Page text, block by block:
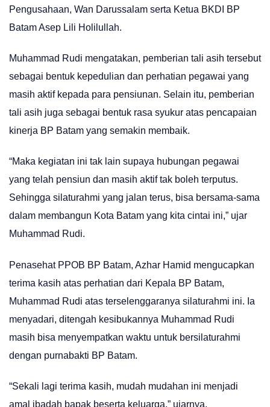
Pengusahaan, Wan Darussalam serta Ketua BKDI BP
Batam Asep Lili Holilullah.
Muhammad Rudi mengatakan, pemberian tali asih tersebut
sebagai bentuk kepedulian dan perhatian pegawai yang
masih aktif kepada para pensiunan. Selain itu, pemberian
tali asih juga sebagai bentuk rasa syukur atas pencapaian
kinerja BP Batam yang semakin membaik.
“Maka kegiatan ini tak lain supaya hubungan pegawai
yang telah pensiun dan masih aktif tak boleh terputus.
Sehingga silaturahmi yang jalan terus, bisa bersama-sama
dalam membangun Kota Batam yang kita cintai ini,” ujar
Muhammad Rudi.
Penasehat PPOB BP Batam, Azhar Hamid mengucapkan
terima kasih atas perhatian dari Kepala BP Batam,
Muhammad Rudi atas terselenggaranya silaturahmi ini. Ia
menyadari, ditengah kesibukannya Muhammad Rudi
masih bisa menyempatkan waktu untuk bersilaturahmi
dengan purnabakti BP Batam.
“Sekali lagi terima kasih, mudah mudahan ini menjadi
amal ibadah bapak beserta keluarga,” ujarnya.